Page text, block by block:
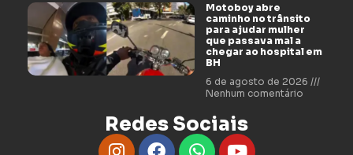
Motoboy abre
caminho no trânsito
para ajudar mulher
que passava mal a
chegar ao hospital em
BH
6 de agosto de 2026
Nenhum comentário
Redes Sociais